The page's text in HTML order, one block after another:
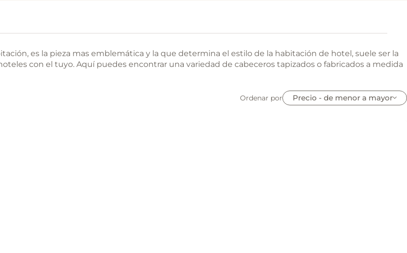
es la pieza mas emblemática y la que determina el estilo de la habitación de hotel, suele ser la
con el tuyo. Aquí puedes encontrar una variedad de cabeceros tapizados o fabricados a medida
Ordenar por Precio - de menor a mayor